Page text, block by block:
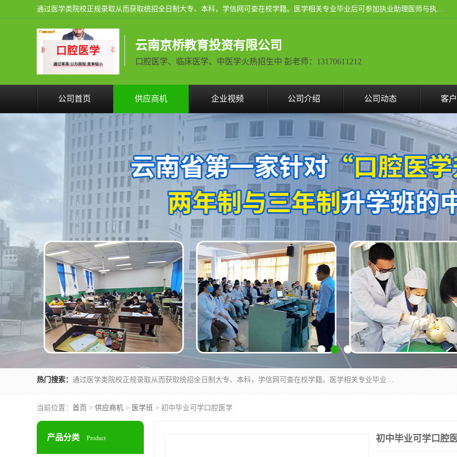
通过医学类院校正规录取从而获取统招全日制大专、本科，学信网可查在校学籍。医学相关专业毕业后可参加执业助理医师与执业医师证书考试（如口腔医学、临床医学、中医学等专业）.
云南京桥教育投资有限公司
口腔医学、临床医学、中医学火热招生中 彭老师：13170611212
公司首页 供应商机 企业视频 公司介绍 公司动态 客
热门搜索： 通过医学类院校正规录取从而获取统招全日制大专、本科，学信网可查在校学籍。医学相关专业毕业后可参加执业助理医师与执业医师证书考试（如口腔医学、临床医学、中医学等专业）.
当前位置： 首页 > 供应商机 > 医学班 > 初中毕业可学口腔医学
产品分类 Product 初中毕业可学口腔